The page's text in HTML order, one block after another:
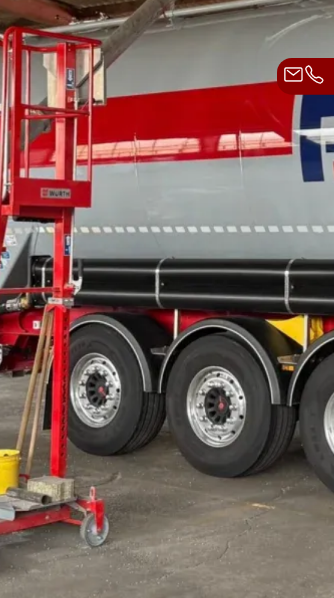
sowie die Entsorgung und Verwertung von
entscheidend, um Produktionsprozesse reibungslos zu
erfüllen.
richtigen Materialien versorgt werden und zugleich
nur die betrieblichen Abläufe, sondern hilft auch,
Entsorgung eine zentrale Rolle, um ökologische
zu verbinden.
Betriebsstoffen
hochwertigen Rohstoffen. Dabei legen wir besonderen
Produktionsablauf zu gewährleisten. Unser
sowie Granulate für die Kunststoffverarbeitung.
bieten wir eine just-in-time-Belieferung, die auf die
abgestimmt ist.
von Rohstoffen, um eine kontinuierliche
sodass Unternehmen auf saisonale
sind.